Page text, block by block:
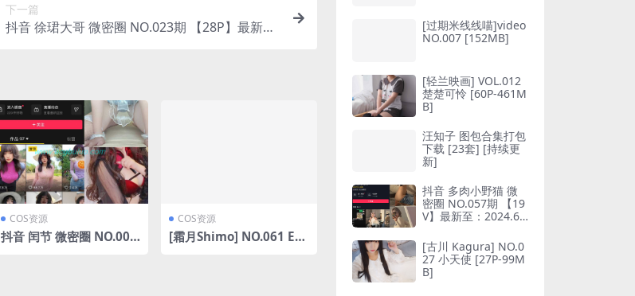
下一篇
抖音 徐珺大哥 微密圈 NO.023期 【28P】最新
COS资源
抖音 闰节 微密圈 NO.008
COS资源
[霜月Shimo] NO.061 Elf
[过期米线线喵]video
NO.007 [152MB]
[轻兰映画] VOL.012
楚楚可怜 [60P-461M
B]
汪知子 图包合集打包
下载 [23套] [持续更
新]
抖音 多肉小野猫 微
密圈 NO.057期 【19
V】最新至：2024.6.
推特叫什么)
[古川 Kagura] NO.0
27 小天使 [27P-99M
B]